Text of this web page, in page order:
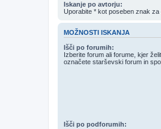
Iskanje po avtorju:
Uporabite * kot poseben znak za
MOŽNOSTI ISKANJA
Išči po forumih:
Izberite forum ali forume, kjer
označete starševski forum in
Išči po podforumih: